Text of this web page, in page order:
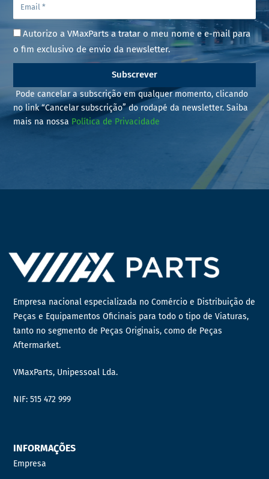
Autorizo a VMaxParts a tratar o meu nome e e-mail para
o fim exclusivo de envio da newsletter.
Subscrever
Pode cancelar a subscrição em qualquer momento, clicando
no link “Cancelar subscrição” do rodapé da newsletter. Saiba
mais na nossa Política de Privacidade
Empresa nacional especializada no Comércio e Distribuição de
Peças e Equipamentos Oficinais para todo o tipo de Viaturas,
tanto no segmento de Peças Originais, como de Peças
Aftermarket.
VMaxParts, Unipessoal Lda.
NIF: 515 472 999
INFORMAÇÕES
Empresa